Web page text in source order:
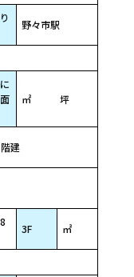
野々市駅
㎡ 坪
建
3F ㎡